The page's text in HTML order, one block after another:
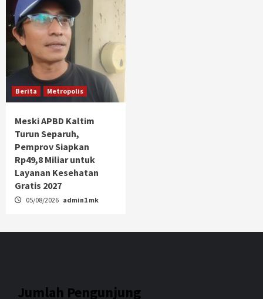
Berita Metropolis
Meski APBD Kaltim
Turun Separuh,
Pemprov Siapkan
Rp49,8 Miliar untuk
Layanan Kesehatan
Gratis 2027
05/08/2026 admin1 mk
Jumlah Pengunjung